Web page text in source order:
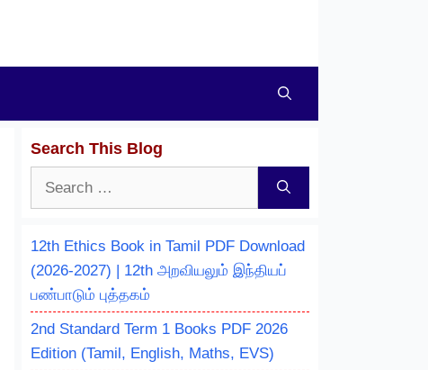
Search This Blog
Search
12th Ethics Book in Tamil PDF Download
(2026-2027) | 12th அறவியலும் இந்தியப்
பண்பாடும் புத்தகம்
2nd Standard Term 1 Books PDF 2026
Edition (Tamil, English, Maths, EVS)